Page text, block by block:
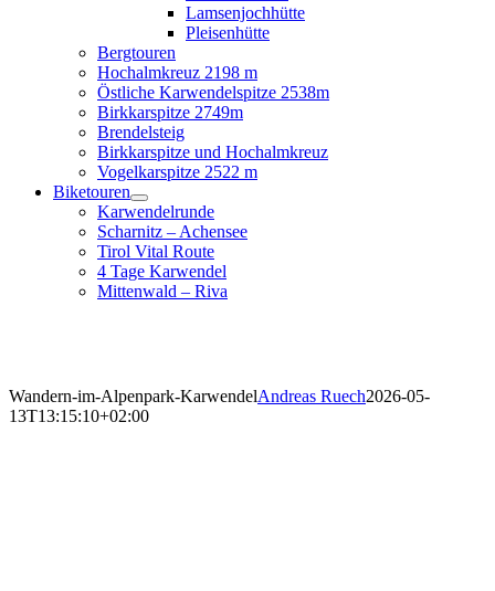
Lamsenjochhütte
Pleisenhütte
Bergtouren
Hochalmkreuz 2198 m
Östliche Karwendelspitze 2538m
Birkkarspitze 2749m
Brendelsteig
Birkkarspitze und Hochalmkreuz
Vogelkarspitze 2522 m
Biketouren
Karwendelrunde
Scharnitz – Achensee
Tirol Vital Route
4 Tage Karwendel
Mittenwald – Riva
Wandern-im-Alpenpark-KarwendelAndreas Ruech2026-05-
13T13:15:10+02:00